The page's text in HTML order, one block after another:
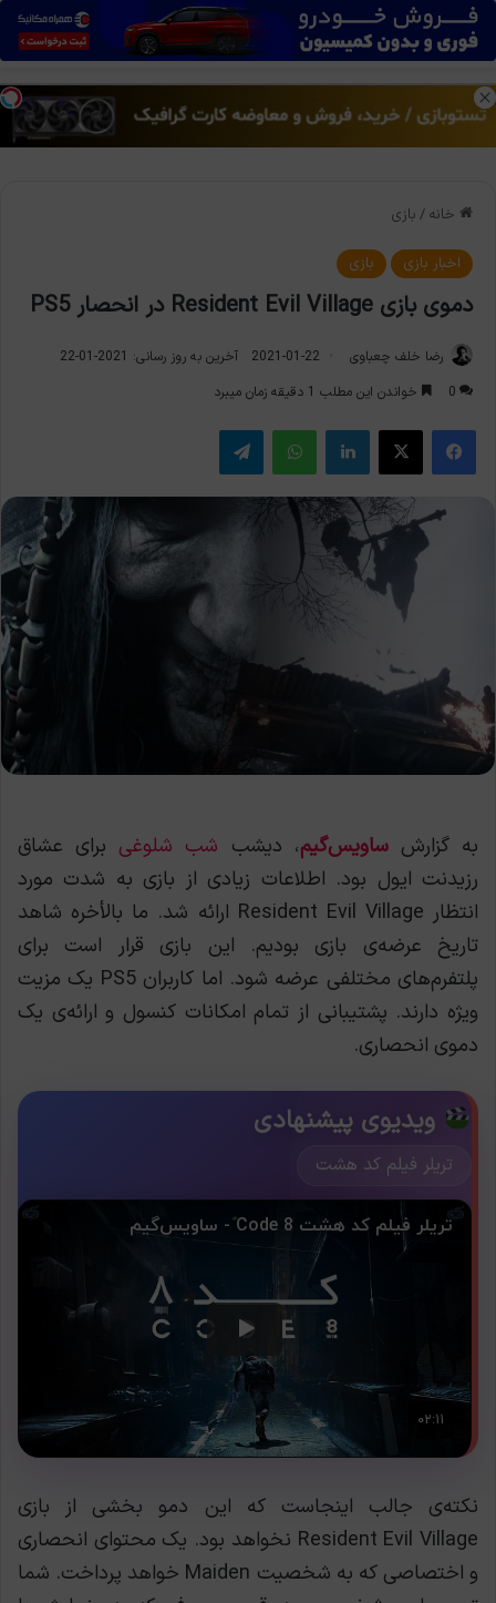
منو
خانه / بازی
اخبار بازی بازی
دموی بازی Resident Evil Village در انحصار PS5
رضا خلف چعباوی 2021-01-22
آخرین به روز رسانی: 2021-01-22
0
خواندن این مطلب 1 دقیقه زمان میبرد
فیس بوک X لینکدین واتس آپ تلگرام
به گزارشساویس‌گیم، دیشب شب شلوغی برای عشاق
رزیدنت ایول بود. اطلاعات زیادی از بازی به شدت مورد
انتظار Resident Evil Village ارائه شد. ما بالأخره شاهد
تاریخ عرضه‌ی بازی بودیم. این بازی قرار است برای
پلتفرم‌های مختلفی عرضه شود. اما کاربران PS5 یک مزیت
ویژه دارند. پشتیبانی از تمام امکانات کنسول و ارائه‌ی یک
دموی انحصاری.
ویدیوی پیشنهادی
تریلر فیلم کد هشت
نکته‌ی جالب اینجاست که این دمو بخشی از بازی
Resident Evil Village نخواهد بود. یک محتوای انحصاری
و اختصاصی که به شخصیت Maiden خواهد پرداخت. شما